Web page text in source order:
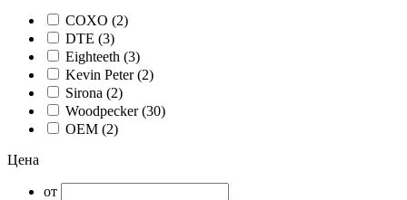
COXO (2)
DTE (3)
Eighteeth (3)
Kevin Peter(2)
Sirona (2)
Woodpecker(30)
ОЕМ (2)
Цена
от